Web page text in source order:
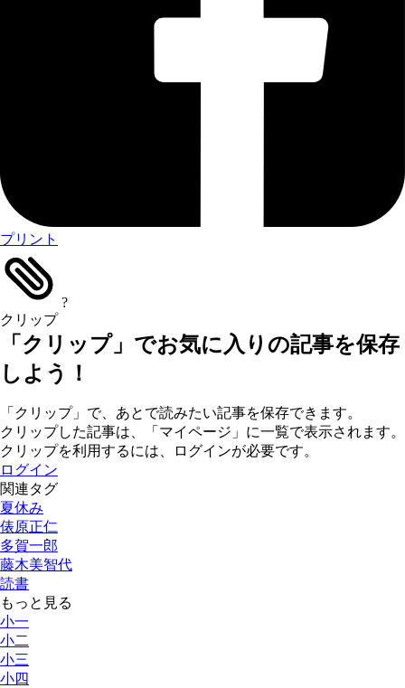
プリント
クリップ
?
「クリップ」でお気に入りの記事を保存
しよう！
「クリップ」で、あとで読みたい記事を保存できます。
クリップした記事は、「マイページ」に一覧で表示されます。
クリップを利用するには、ログインが必要です。
ログイン
関連タグ
夏休み
俵原正仁
多賀一郎
藤木美智代
読書
もっと見る
小一
小二
小三
小四